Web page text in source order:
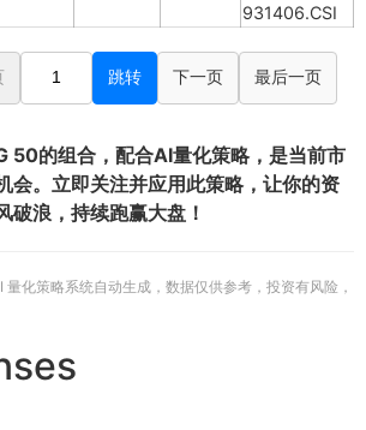
931406.CSI
跳转 下一页 最后一页
50的组合，配合AI量化策略，是当前市
会。立即关注并应用此策略，让你的资
破浪，持续跑赢大盘！
化策略系统自动生成，数据仅供参考，投资有风险，